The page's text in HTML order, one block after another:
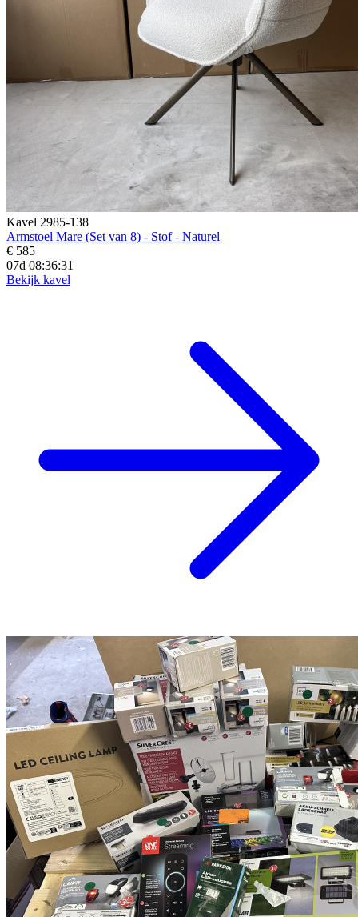
Kavel 2985-138
Armstoel Mare (Set van 8) - Stof - Naturel
€ 585
07d 08:36:29
Bekijk kavel